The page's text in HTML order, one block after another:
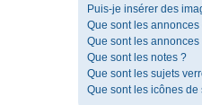
Puis-je insérer des
Que sont les
Que sont les annonces
Que sont les notes ?
Que sont les sujets
Que sont les icônes de